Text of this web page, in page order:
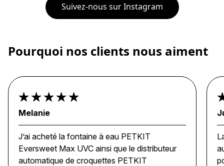
Suivez-nous sur Instagram
Pourquoi nos clients nous aiment
Melanie
J’ai acheté la fontaine à eau PETKIT
Eversweet Max UVC ainsi que le distributeur
automatique de croquettes PETKIT